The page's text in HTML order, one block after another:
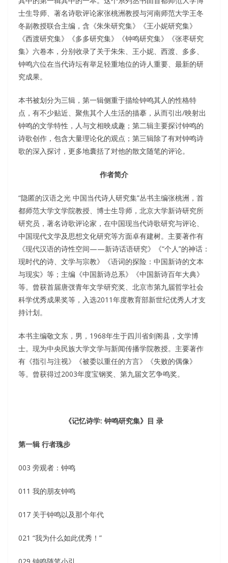
士生导师、著名诗歌评论家张桃洲教授与河南师范大学王冬
冬副教授联合主编，含《朱朱研究集》《王小妮研究集》
《西渡研究集》《多多研究集》《钟鸣研究集》《张枣研究
集》六卷本，分别收录了关于朱朱、王小妮、西渡、多多、
钟鸣六位在当代诗坛有举足轻重地位的诗人重要、最新的研
究成果。
本书被划分为三辑，第一辑侧重于描绘钟鸣其人的性格特
点，有不少贴近、聚焦其个人生活的描摹，从而引出/映射出
钟鸣的文学特性，人与文相映成趣；第二辑主要探讨钟鸣的
诗歌创作，包含大量理论化的观点；第三辑除了有对钟鸣诗
歌的深入探讨，更多地囊括了对他的散文随笔的评论。
作者简介
“隐匿的汉语之光 中国当代诗人研究集”丛书主编张桃洲，首
都师范大学文学院教授、博士生导师，北京大学新诗研究所
研究员，著名诗歌评论家，在中国现当代诗歌研究与评论、
中国现代文学及思想文化研究等方面卓有建树。主要著作有
《现代汉语的诗性空间——新诗话语研究》《“个人”的神话：
现时代的诗、文学与宗教》《语词的探险：中国新诗的文本
与现实》等；主编《中国新诗总系》《中国新诗百年大典》
等。曾获首届唐弢青年文学研究奖、北京市第九届哲学社会
科学优秀成果奖等，入选2011年度教育部新世纪优秀人才支
持计划。
本书主编敬文东，男，1968年生于四川省剑阁县，文学博
士。现为中央民族大学文学与新闻传播学院教授。主要著作
有《指引与注视》《被委以重任的方言》《失败的偶像》
等。曾获得过2003年度宝钢奖、第九届文艺争鸣奖。
《记忆诗学: 钟鸣研究集》目 录
第一辑 行者瑰步
003 旁观者：钟鸣
011 我的朋友钟鸣
017 关于钟鸣以及那个年代
021 “我为什么如此优秀！”